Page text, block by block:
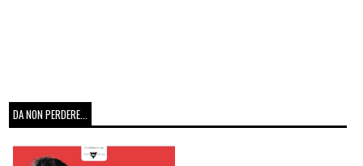
DA NON PERDERE...